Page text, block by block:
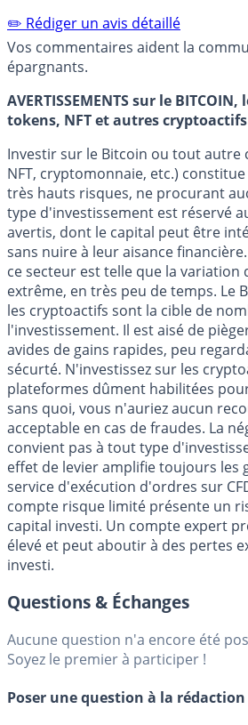
✏️ Rédiger un avis détaillé
Vos commentaires aident la
épargnants.
AVERTISSEMENTS sur le
tokens, NFT et autres cryptoactifs
Investir sur le Bitcoin ou tout autre
NFT, cryptomonnaie, etc.)
très hauts risques, ne procurant
type d'investissement est réservé
avertis, dont le capital peut être
sans nuire à leur aisance
ce secteur est telle que la variation
extrême, en très peu de temps. Le
les cryptoactifs sont la cible de
l'investissement. Il est aisé de
avides de gains rapides, peu
sécurté. N'investissez sur les
plateformes dûment habilitées
sans quoi, vous n'auriez aucun
acceptable en cas de fraudes. La
convient pas à tout type
effet de levier amplifie toujours les
service d'exécution d'ordres sur
compte risque limité présente un
capital investi. Un compte expert
élevé et peut aboutir à des pertes
investi.
Questions & Échanges
Aucune question n'a encore été
Soyez le premier à participer !
Poser une question à la rédaction